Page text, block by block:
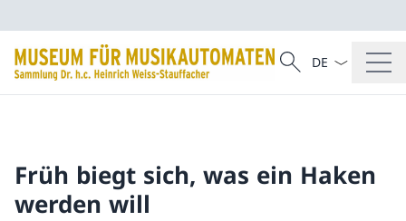
Suche
Suche
Sprach
Früh biegt sich, was ein Haken
werden will